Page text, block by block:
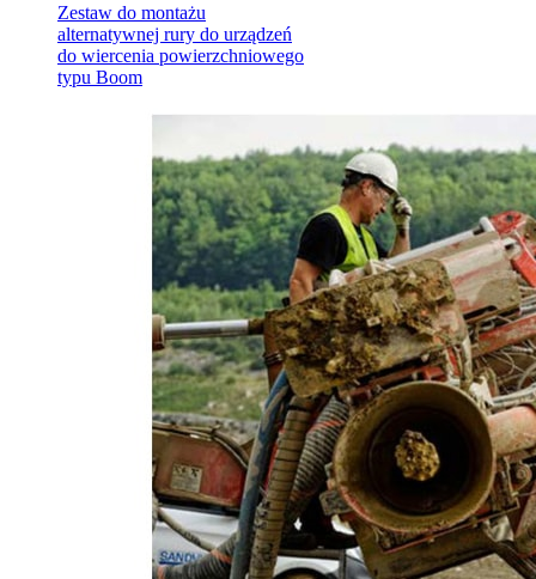
Zestaw do montażu
alternatywnej rury do urządzeń
do wiercenia powierzchniowego
typu Boom